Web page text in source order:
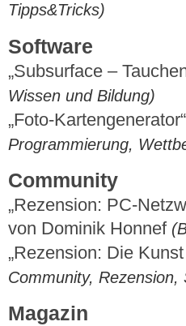
Tipps&Tricks)
Software
„Subsurface –
Wissen und Bildung)
„Foto-
Programmierung,
Community
„Rezension: PC-
von Dominik Honnef
„Rezension: Die
Community, Rezension,
Magazin